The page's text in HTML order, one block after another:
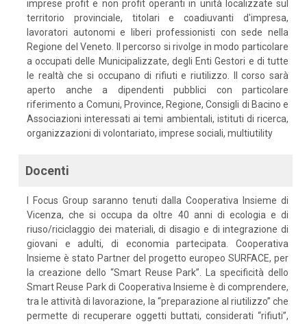
imprese profit e non profit operanti in unità localizzate sul
territorio provinciale, titolari e coadiuvanti d'impresa,
lavoratori autonomi e liberi professionisti con sede nella
Regione del Veneto. Il percorso si rivolge in modo particolare
a occupati delle Municipalizzate, degli Enti Gestori e di tutte
le realtà che si occupano di rifiuti e riutilizzo. Il corso sarà
aperto anche a dipendenti pubblici con particolare
riferimento a Comuni, Province, Regione, Consigli di Bacino e
Associazioni interessati ai temi ambientali, istituti di ricerca,
organizzazioni di volontariato, imprese sociali, multiutility
Docenti
I Focus Group saranno tenuti dalla Cooperativa Insieme di
Vicenza, che si occupa da oltre 40 anni di ecologia e di
riuso/riciclaggio dei materiali, di disagio e di integrazione di
giovani e adulti, di economia partecipata. Cooperativa
Insieme è stato Partner del progetto europeo SURFACE, per
la creazione dello “Smart Reuse Park”. La specificità dello
Smart Reuse Park di Cooperativa Insieme è di comprendere,
tra le attività di lavorazione, la “preparazione al riutilizzo” che
permette di recuperare oggetti buttati, considerati “rifiuti”,